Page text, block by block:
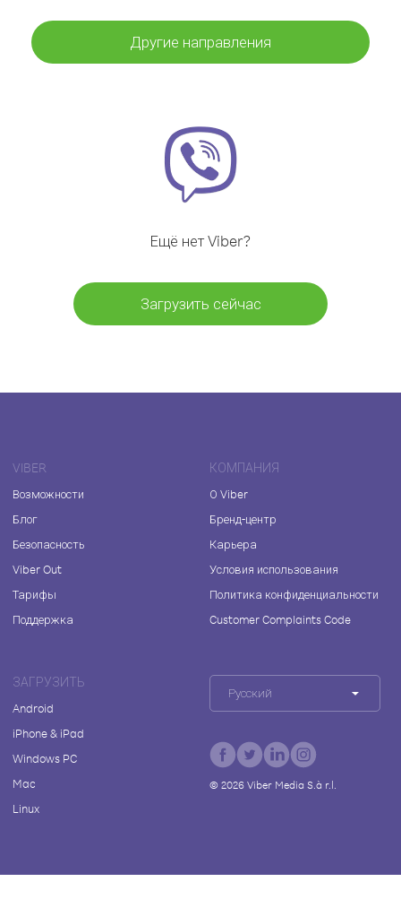
Другие направления
Ещё нет Viber?
Загрузить сейчас
VIBER
Возможности
Блог
Безопасность
Viber Out
Тарифы
Поддержка
КОМПАНИЯ
О Viber
Бренд-центр
Карьера
Условия использования
Политика конфиденциальности
Customer Complaints Code
ЗАГРУЗИТЬ
Android
iPhone & iPad
Windows PC
Mac
Linux
Русский
© 2026Viber Media S.à r.l.